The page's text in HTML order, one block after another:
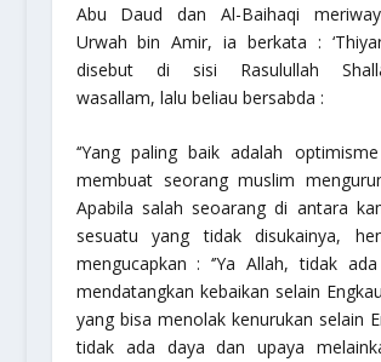
Abu Daud dan Al-Baihaqi
Urwah bin Amir, ia berkata :
disebut di sisi Rasulullah
wasallam, lalu beliau bersabda :
‘‘Yang paling baik adalah
membuat seorang muslim
Apabila salah seoarang di antara
sesuatu yang tidak disukainya,
mengucapkan : ‘’Ya Allah, tidak
mendatangkan kebaikan selain
yang bisa menolak kenurukan selain
tidak ada daya dan upaya